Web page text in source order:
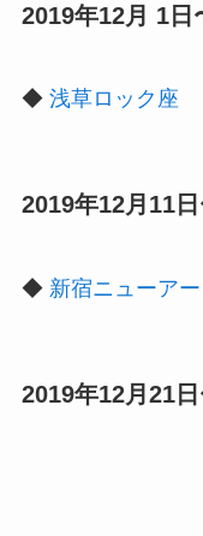
2019年12月 1日
◆ 浅草ロック座
2019年12月11
◆ 新宿ニューアー
2019年12月21